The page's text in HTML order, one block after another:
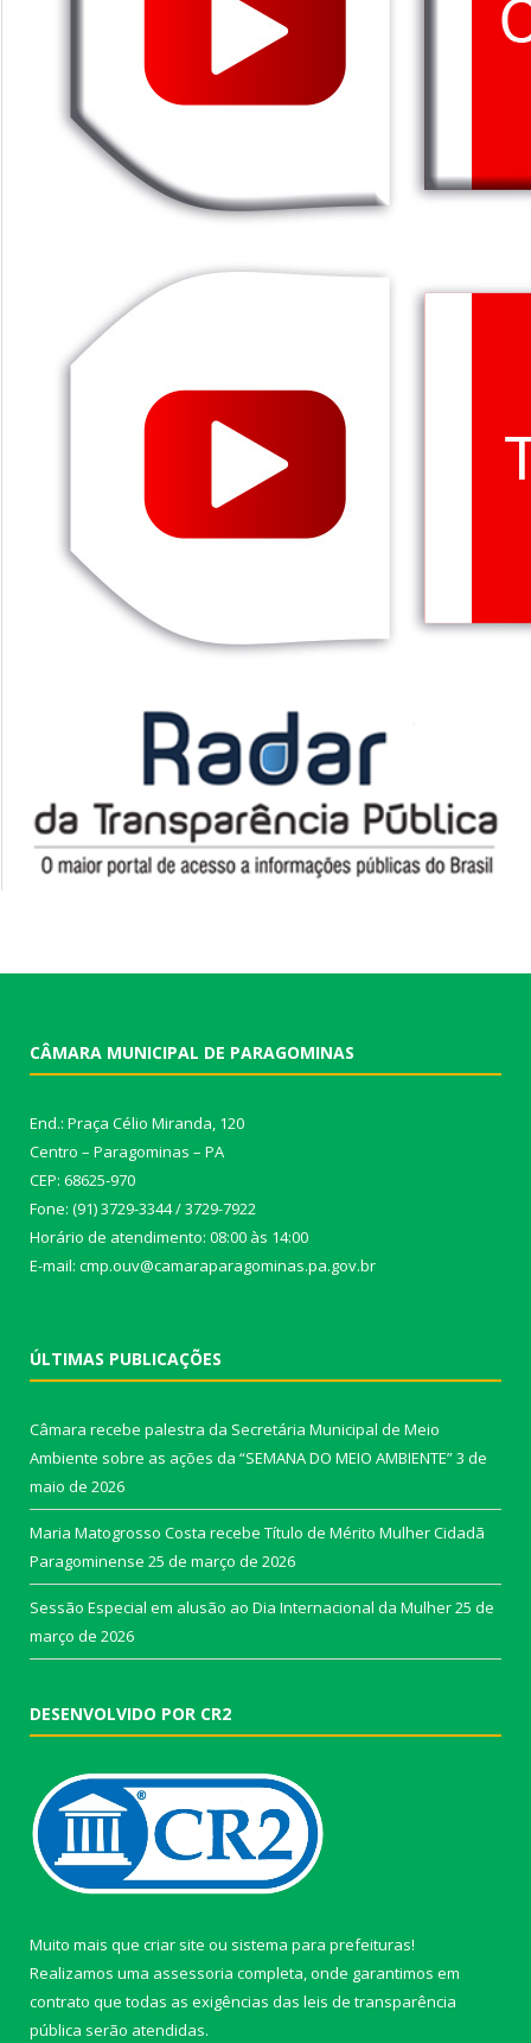
CÂMARA MUNICIPAL DE PARAGOMINAS
End.: Praça Célio Miranda, 120
Centro – Paragominas – PA
CEP: 68625-970
Fone: (91) 3729-3344 / 3729-7922
Horário de atendimento: 08:00 às 14:00
E-mail: cmp.ouv@camaraparagominas.pa.gov.br
ÚLTIMAS PUBLICAÇÕES
Câmara recebe palestra da Secretária Municipal de Meio
Ambiente sobre as ações da “SEMANA DO MEIO AMBIENTE”3 de
maio de 2026
Maria Matogrosso Costa recebe Título de Mérito Mulher Cidadã
Paragominense 25 de março de 2026
Sessão Especial em alusão ao Dia Internacional da Mulher25 de
março de 2026
DESENVOLVIDO POR CR2
Muito mais que criar site ou sistema para prefeituras!
Realizamos uma assessoria completa, onde garantimos em
contrato que todas as exigências das leis de transparência
pública serão atendidas.